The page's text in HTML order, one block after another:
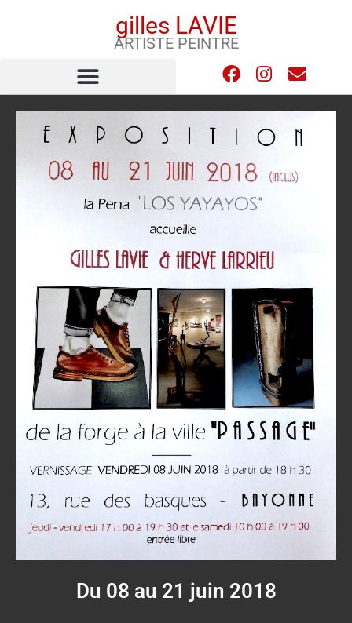
gilles LAVIE
ARTISTE PEINTRE
Du 08 au 21 juin 2018